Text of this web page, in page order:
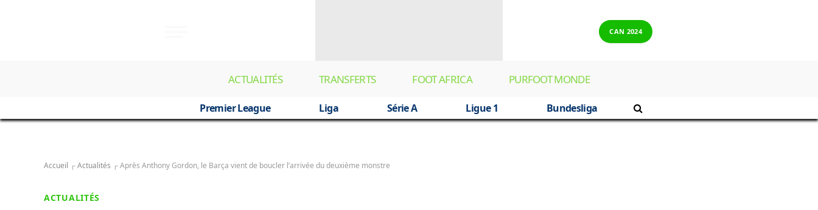
CAN 2024
ACTUALITÉS TRANSFERTS FOOT AFRICA PURFOOT MONDE
Premier League Liga Série A Ligue 1 Bundesliga
Accueil ┌Actualités ┌Après Anthony Gordon, le Barça vient de boucler l’arrivée du deuxième monstre
ACTUALITÉS